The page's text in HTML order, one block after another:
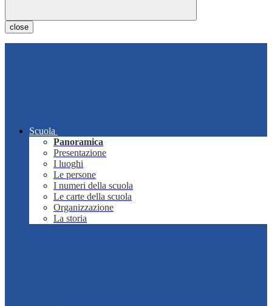
close
Scuola
Panoramica
Presentazione
I luoghi
Le persone
I numeri della scuola
Le carte della scuola
Organizzazione
La storia